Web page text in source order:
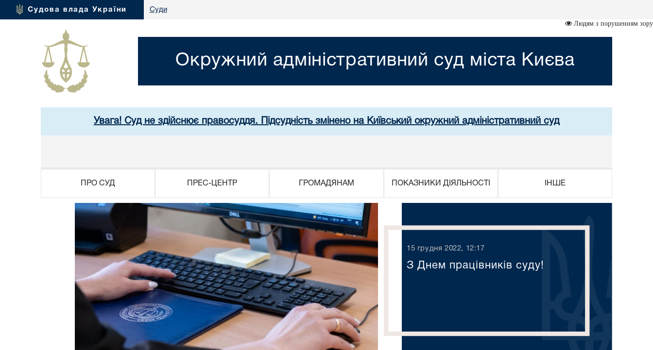
Судова влада України Суди
Людям з порушенням зору
Окружний адміністративний суд міста Києва
Увага! Суд не здійснює правосуддя. Підсудність змінено на Київський окружний адміністративний суд
ПРО СУД ПРЕС-ЦЕНТР ГРОМАДЯНАМ ПОКАЗНИКИ ДІЯЛЬНОСТІ ІНШЕ
15 грудня 2022, 12:17
З Днем працівників суду!